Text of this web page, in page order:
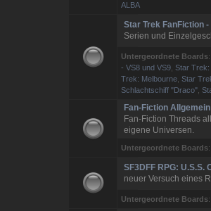
ALBA
Star Trek FanFiction -
Serien und
Untergeordnete Boards
- VS8 und VS9 ,Star
Trek: Melbourne ,Star
Schlachtschiff "Draco" ,
Fan-Fiction Allgemein
Fan-Fiction Threads
eigene Universen.
Untergeordnete Boards:
SF3DFF RPG: U.S.S.
neuer Versuch eines
Untergeordnete Boards: